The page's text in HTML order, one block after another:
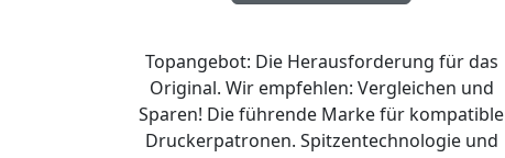
Topangebot: Die Herausforderung für das
Original. Wir empfehlen: Vergleichen und
Sparen! Die führende Marke für kompatible
Druckerpatronen. Spitzentechnologie und